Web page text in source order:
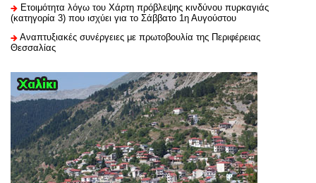
Ετοιμότητα λόγω του Χάρτη πρόβλεψης κινδύνου πυρκαγιάς
(κατηγορία 3) που ισχύει για το Σάββατο 1η Αυγούστου
Αναπτυξιακές συνέργειες με πρωτοβουλία της Περιφέρειας
Θεσσαλίας